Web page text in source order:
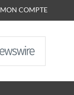
MON COMPTE